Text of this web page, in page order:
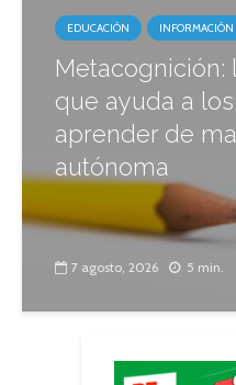
EDUCACIÓN INFORMACIÓN
Metacognición:
que ayuda a
aprender de
autónoma
7 agosto, 2026 5 min.